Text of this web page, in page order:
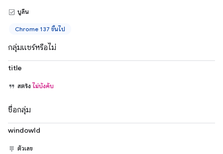
บูลีน
Chrome 137 ขึ้นไป
กลุ่มแชร์หรือไม่
title
สตริง ไม่บังคับ
ชื่อกลุ่ม
windowId
ตัวเลข